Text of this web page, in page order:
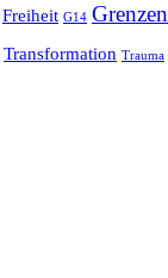
Freiheit G14 Grenzen
Transformation Trauma